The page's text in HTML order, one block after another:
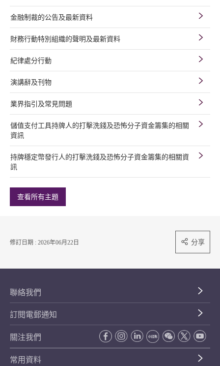
金融制裁的公告及最新資料
財務行動特別組織的聲明及最新資料
紀律處分行動
演講辭及刊物
業界指引及常見問題
儲值支付工具持牌人的打擊洗錢及恐怖分子資金籌集的相關
資訊
持牌穩定幣發行人的打擊洗錢及恐怖分子資金籌集的相關資
訊
查看所有主題
修訂日期 : 2026年06月22日 分享
聯絡我們
訂閱電郵通知
關注我們
常用資料